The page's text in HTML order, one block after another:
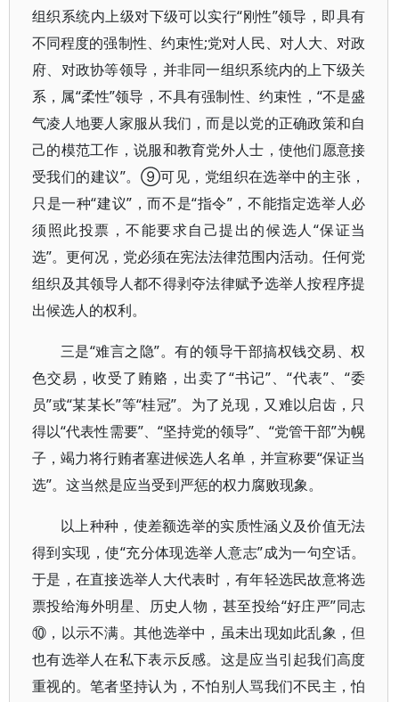
组织系统内上级对下级可以实行“刚性”领导，即具有
不同程度的强制性、约束性;党对人民、对人大、对政
府、对政协等领导，并非同一组织系统内的上下级关
系，属“柔性”领导，不具有强制性、约束性，“不是盛
气凌人地要人家服从我们，而是以党的正确政策和自
己的模范工作，说服和教育党外人士，使他们愿意接
受我们的建议”。⑨可见，党组织在选举中的主张，
只是一种“建议”，而不是“指令”，不能指定选举人必
须照此投票，不能要求自己提出的候选人“保证当
选”。更何况，党必须在宪法法律范围内活动。任何党
组织及其领导人都不得剥夺法律赋予选举人按程序提
出候选人的权利。
三是“难言之隐”。有的领导干部搞权钱交易、权
色交易，收受了贿赂，出卖了“书记”、“代表”、“委
员”或“某某长”等“桂冠”。为了兑现，又难以启齿，只
得以“代表性需要”、“坚持党的领导”、“党管干部”为幌
子，竭力将行贿者塞进候选人名单，并宣称要“保证当
选”。这当然是应当受到严惩的权力腐败现象。
以上种种，使差额选举的实质性涵义及价值无法
得到实现，使“充分体现选举人意志”成为一句空话。
于是，在直接选举人大代表时，有年轻选民故意将选
票投给海外明星、历史人物，甚至投给“好庄严”同志
⑩，以示不满。其他选举中，虽未出现如此乱象，但
也有选举人在私下表示反感。这是应当引起我们高度
重视的。笔者坚持认为，不怕别人骂我们不民主，怕